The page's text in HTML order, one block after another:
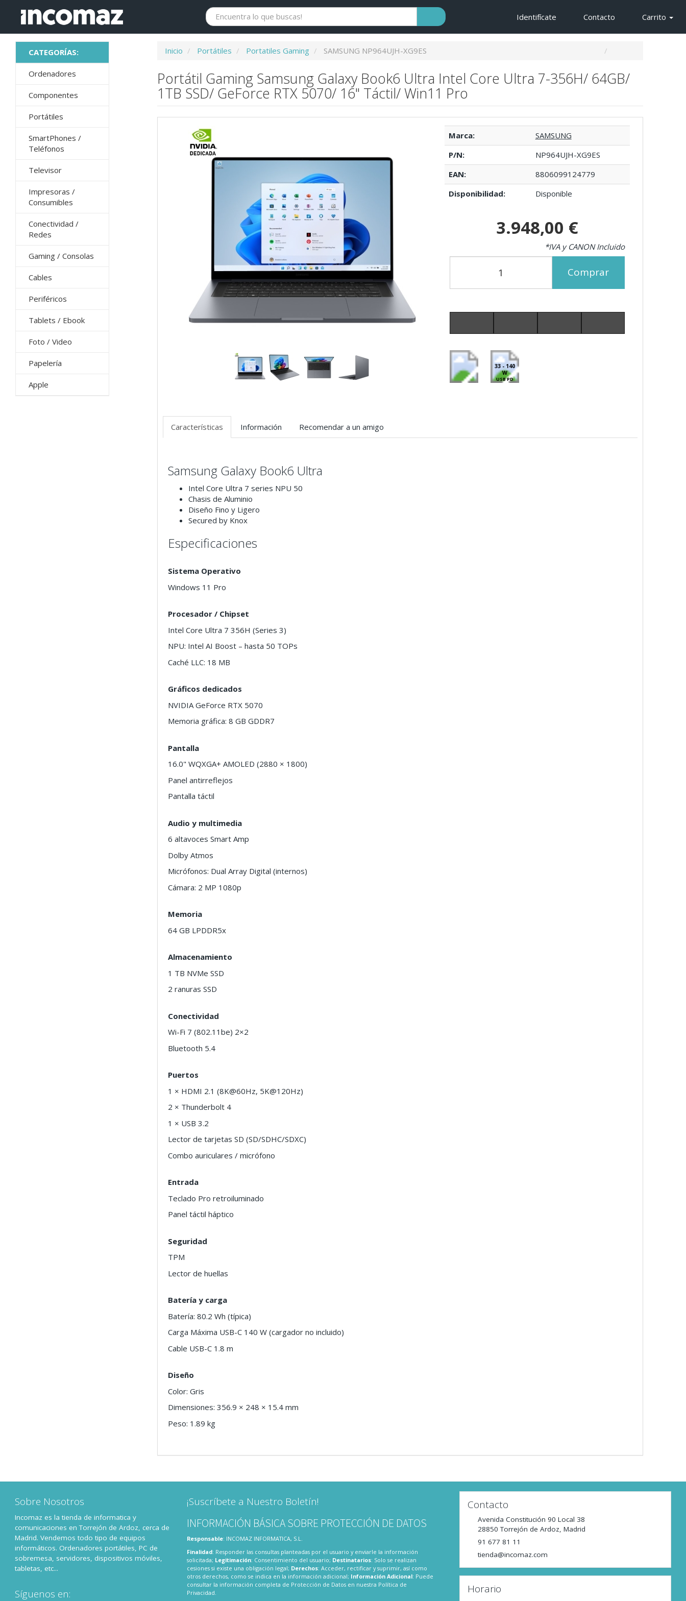
Identifícate Contacto Carrito
Ordenadores
Componentes
Portátiles
SmartPhones /
Teléfonos
Televisor
Impresoras /
Consumibles
Conectividad /
Redes
Gaming / Consolas
Cables
Periféricos
Tablets / Ebook
Foto / Video
Papelería
Apple
Inicio Portátiles Portatiles Gaming SAMSUNG NP964UJH-XG9ES
Portátil Gaming Samsung Galaxy Book6 Ultra Intel Core Ultra 7-356H/ 64GB/
1TB SSD/ GeForce RTX 5070/ 16" Táctil/ Win11 Pro
Marca:
SAMSUNG
P/N:
NP964UJH-XG9ES
EAN:
8806099124779
Disponibilidad:
Disponible
3.948,00 €
*IVA y CANON Incluido
Comprar
33 - 140
W
USB PD
Características Información Recomendar a un amigo
Samsung Galaxy Book6 Ultra
Intel Core Ultra 7 series NPU 50
Chasis de Aluminio
Diseño Fino y Ligero
Secured by Knox
Especificaciones
Sistema Operativo
Windows 11 Pro
Procesador / Chipset
Intel Core Ultra 7 356H (Series 3)
NPU: Intel AI Boost – hasta 50 TOPs
Caché LLC: 18 MB
Gráficos dedicados
NVIDIA GeForce RTX 5070
Memoria gráfica: 8 GB GDDR7
Pantalla
16.0" WQXGA+ AMOLED (2880 × 1800)
Panel antirreflejos
Pantalla táctil
Audio y multimedia
6 altavoces Smart Amp
Dolby Atmos
Micrófonos: Dual Array Digital (internos)
Cámara: 2 MP 1080p
Memoria
64 GB LPDDR5x
Almacenamiento
1 TB NVMe SSD
2 ranuras SSD
Conectividad
Wi-Fi 7 (802.11be) 2×2
Bluetooth 5.4
Puertos
1 × HDMI 2.1 (8K@60Hz, 5K@120Hz)
2 × Thunderbolt 4
1 × USB 3.2
Lector de tarjetas SD (SD/SDHC/SDXC)
Combo auriculares / micrófono
Entrada
Teclado Pro retroiluminado
Panel táctil háptico
Seguridad
TPM
Lector de huellas
Batería y carga
Batería: 80.2 Wh (típica)
Carga Máxima USB-C 140 W (cargador no incluido)
Cable USB-C 1.8 m
Diseño
Color: Gris
Dimensiones: 356.9 × 248 × 15.4 mm
Peso: 1.89 kg
Sobre Nosotros
Incomaz es la tienda de informatica y
comunicaciones en Torrejón de Ardoz, cerca de
Madrid. Vendemos todo tipo de equipos
informáticos. Ordenadores portátiles, PC de
sobremesa, servidores, dispositivos móviles,
tabletas, etc...
Síguenos en:
¡Suscríbete a Nuestro Boletín!
INFORMACIÓN BÁSICA SOBRE PROTECCIÓN DE DATOS
Responsable: INCOMAZ INFORMATICA, S.L.
Finalidad: Responder las consultas planteadas por el usuario y enviarle la información
solicitada; Legitimación: Consentimiento del usuario; Destinatarios: Solo se realizan
cesiones si existe una obligación legal; Derechos: Acceder, rectificar y suprimir, así como
otros derechos, como se indica en la información adicional; Información Adicional: Puede
consultar la información completa de Protección de Datos en nuestra Política de
Privacidad.
Contacto
Avenida Constitución 90 Local 38
28850 Torrejón de Ardoz, Madrid
91 677 81 11
tienda@incomaz.com
Horario